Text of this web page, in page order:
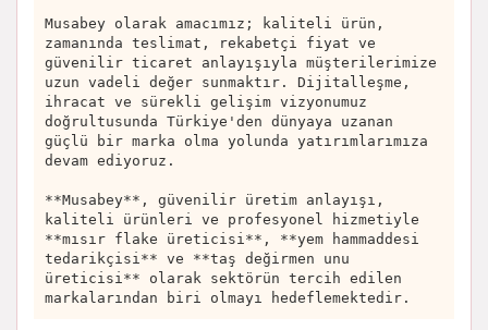
Musabey olarak amacımız; kaliteli ürün,
zamanında teslimat, rekabetçi fiyat ve
güvenilir ticaret anlayışıyla müşterilerimize
uzun vadeli değer sunmaktır. Dijitalleşme,
ihracat ve sürekli gelişim vizyonumuz
doğrultusunda Türkiye'den dünyaya uzanan
güçlü bir marka olma yolunda yatırımlarımıza
devam ediyoruz.
**Musabey**, güvenilir üretim anlayışı,
kaliteli ürünleri ve profesyonel hizmetiyle
**mısır flake üreticisi**, **yem hammaddesi
tedarikçisi** ve **taş değirmen unu
üreticisi** olarak sektörün tercih edilen
markalarından biri olmayı hedeflemektedir.